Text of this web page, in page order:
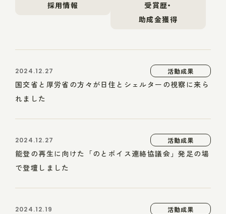
採用情報
受賞歴・
助成金獲得
2024.12.27 活動成果
国交省と厚労省の方々が日住とシェルターの視察に来ら
れました
2024.12.27 活動成果
能登の再生に向けた「のとボイス連絡協議会」発足の場
で登壇しました
2024.12.19 活動成果